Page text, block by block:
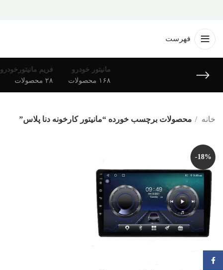
فهرست
مانیتور خودرو
۱۶۸ محصولات
فریم مانیتورخودرو
۲۸ محصولات
خانه محصولات برچسب خورده “مانیتور کارخونه دنا پلاس”
-18%